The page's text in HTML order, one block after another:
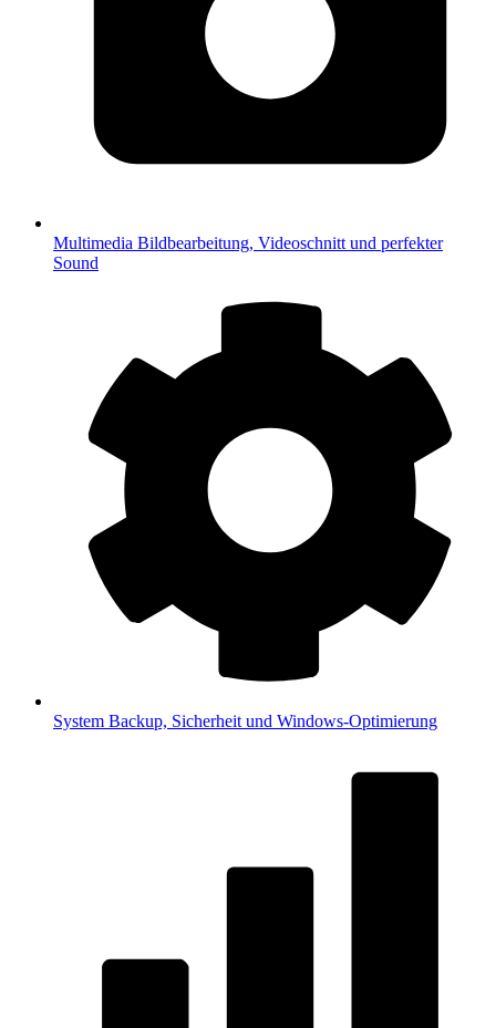
Multimedia Bildbearbeitung, Videoschnitt und perfekter
Sound
System Backup, Sicherheit und Windows-Optimierung